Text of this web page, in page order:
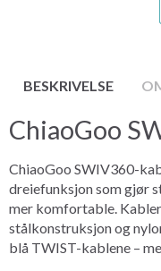
BESKRIVELSE
ChiaoGoo
ChiaoGoo SWIV360-
dreiefunksjon som gjør
mer komfortable.
stålkonstruksjon og
blå TWIST-kablene –